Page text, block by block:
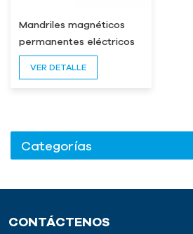
Mandriles magnéticos
permanentes eléctricos
LSC para fresadora
VER DETALLE
Categorías
CONTÁCTENOS